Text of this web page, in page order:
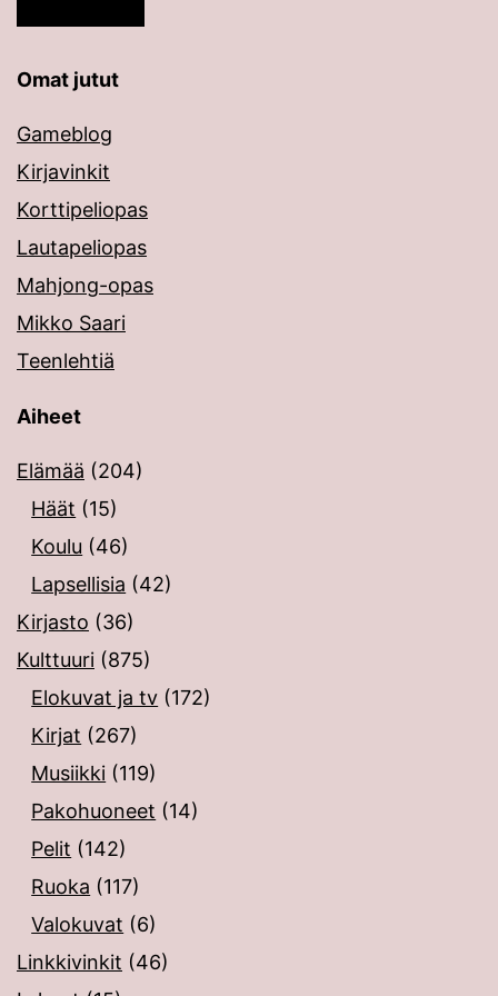
Omat jutut
Gameblog
Kirjavinkit
Korttipeliopas
Lautapeliopas
Mahjong-opas
Mikko Saari
Teenlehtiä
Aiheet
Elämää (204)
Häät (15)
Koulu (46)
Lapsellisia (42)
Kirjasto (36)
Kulttuuri (875)
Elokuvat ja tv (172)
Kirjat (267)
Musiikki (119)
Pakohuoneet (14)
Pelit (142)
Ruoka (117)
Valokuvat (6)
Linkkivinkit (46)